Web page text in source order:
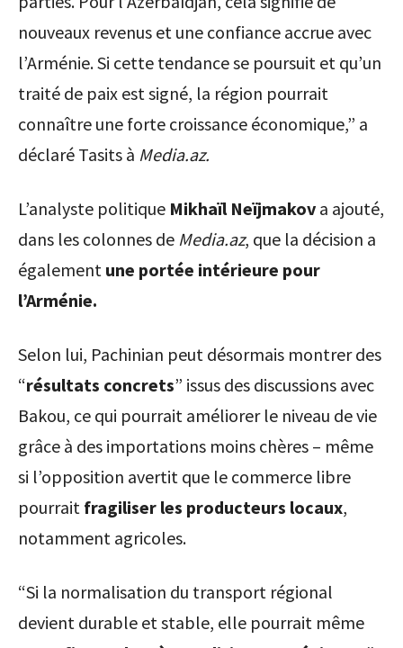
nouveaux revenus et une confiance accrue avec
l’Arménie. Si cette tendance se poursuit et qu’un
traité de paix est signé, la région pourrait
connaître une forte croissance économique,” a
déclaré Tasits à Media.az.
L’analyste politique Mikhaïl Neïjmakov a ajouté,
dans les colonnes de Media.az, que la décision a
également une portée intérieure pour
l’Arménie.
Selon lui, Pachinian peut désormais montrer des
“résultats concrets” issus des discussions avec
Bakou, ce qui pourrait améliorer le niveau de vie
grâce à des importations moins chères – même
si l’opposition avertit que le commerce libre
pourrait fragiliser les producteurs locaux,
notamment agricoles.
“Si la normalisation du transport régional
devient durable et stable, elle pourrait même